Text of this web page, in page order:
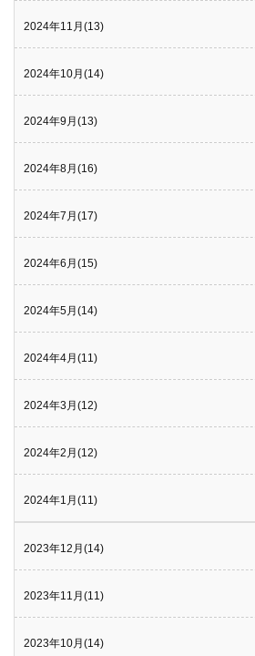
2024年11月(13)
2024年10月(14)
2024年9月(13)
2024年8月(16)
2024年7月(17)
2024年6月(15)
2024年5月(14)
2024年4月(11)
2024年3月(12)
2024年2月(12)
2024年1月(11)
2023年12月(14)
2023年11月(11)
2023年10月(14)